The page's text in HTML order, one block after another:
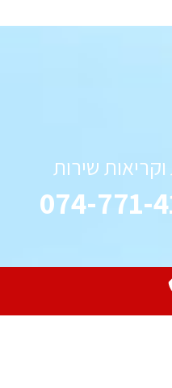
שירות